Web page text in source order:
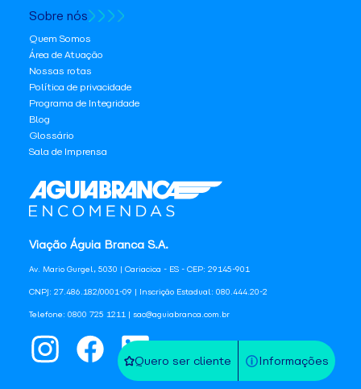
Quero ser cliente Informações
Viação Águia Branca S.A.
Av. Mario Gurgel, 5030 | Cariacica - ES - CEP: 29145-901
CNPJ: 27.486.182/0001-09 | Inscrição Estadual: 080.444.20-2
Telefone: 0800 725 1211 | sac@aguiabranca.com.br
Sobre nós
Quem Somos
Área de Atuação
Nossas rotas
Política de privacidade
Programa de Integridade
Blog
Glossário
Sala de Imprensa